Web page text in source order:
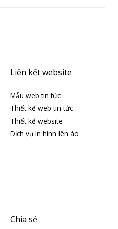
Liên kết website
Mẫu web tin tức
Thiết kế web tin tức
Thiết kế website
Dịch vụ In hình lên áo
Chia sẻ